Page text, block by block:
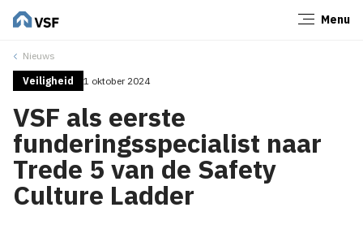
Menu
Nieuws
Veiligheid 1 oktober 2024
VSF als eerste
funderingsspecialist naar
Trede 5 van de Safety
Culture Ladder
Sluiten